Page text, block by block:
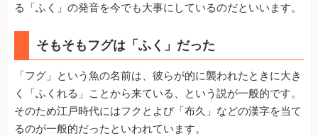
る「ふく」の発音を今でも大事にしているのだといいます。
そもそもフグは「ふく」だった
「フグ」という魚の名前は、彼らが的に襲われたときに大き
く「ふくれる」ことから来ている、という説が一般的です。
そのため江戸時代にはフクとよび「布久」などの漢字を当て
るのが一般的だったといわれています。